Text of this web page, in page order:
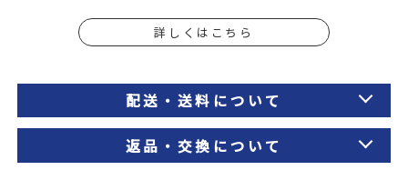
詳しくはこちら
配送・送料について
返品・交換について